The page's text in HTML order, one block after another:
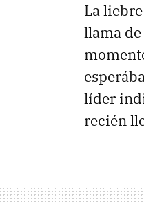
La
llama
líder
recién